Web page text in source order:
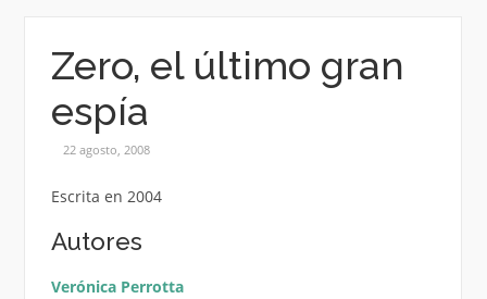
Zero, el último gran
espía
22 agosto, 2008
Escrita en 2004
Autores
Verónica Perrotta